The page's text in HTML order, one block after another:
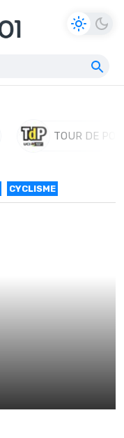
TOUR DE
CYCLISME